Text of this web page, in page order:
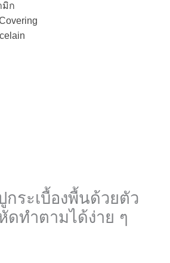
มิก
ระเบื้องพื้นด้วยตัว
ดทำตามได้ง่าย ๆ